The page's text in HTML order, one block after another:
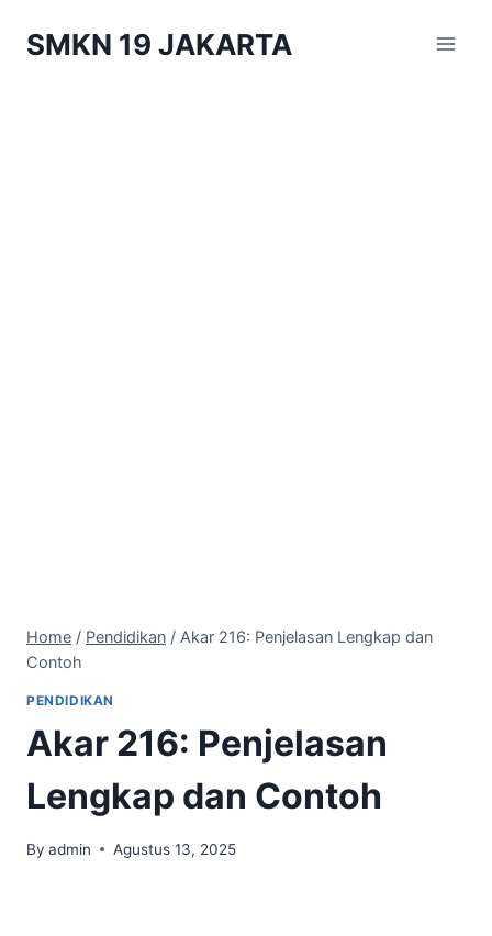
SMKN 19 JAKARTA
Home / Pendidikan / Akar 216: Penjelasan Lengkap dan
Contoh
PENDIDIKAN
Akar 216: Penjelasan
Lengkap dan Contoh
By admin Agustus 13, 2025